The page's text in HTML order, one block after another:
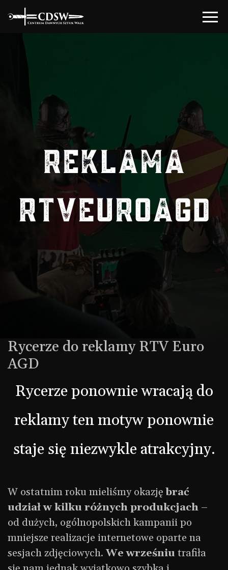
Rycerze do reklamy RTV Euro
AGD
Rycerze ponownie wracają do
reklamy ten motyw ponownie
staje się niezwykle atrakcyjny.
W ostatnim roku mieliśmy okazjębrać
udział w kilku różnych produkcjach –
od dużych, ogólnopolskich kampanii po
mniejsze realizacje internetowe oparte na
sesjach zdjęciowych.We wrześniutrafiła